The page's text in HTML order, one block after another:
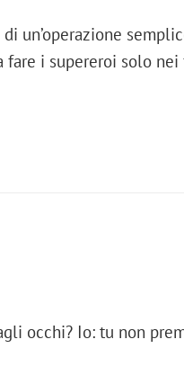
un’operazione
i supereroi solo
occhi? Io: tu non